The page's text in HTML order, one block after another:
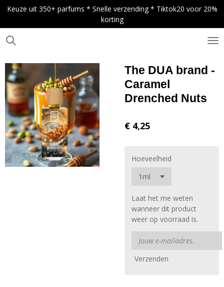
Ga
naar
de
Keuze uit 350+ parfums * Snelle verzending * Tiktok20 voor 20%
korting
The DUA brand -
Caramel
Drenched Nuts
€ 4,25
Hoeveelheid
Laat het me weten
wanneer dit product
weer op voorraad is.
Verzenden